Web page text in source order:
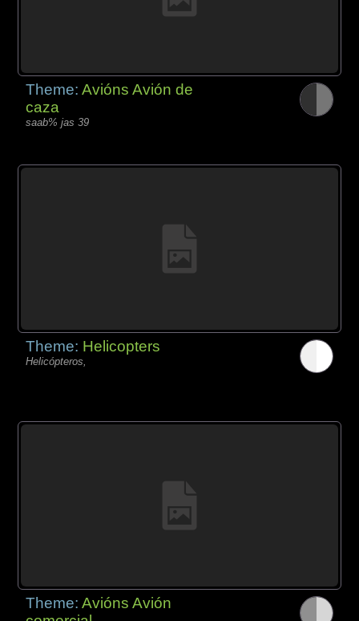
Theme:Avións Avión de
caza
saab% jas 39
Theme: Helicopters
Helicópteros,
Theme:Avións Avión